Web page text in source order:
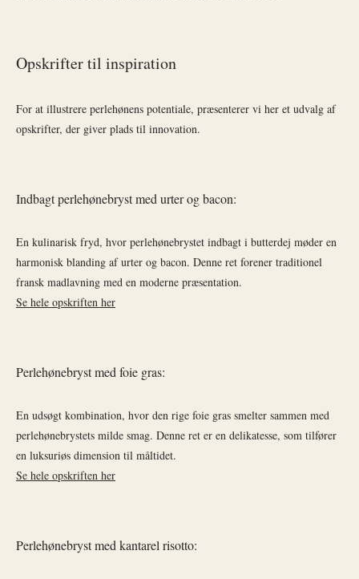
Opskrifter til inspiration
For at illustrere perlehønens potentiale, præsenterer vi her et udvalg af
opskrifter, der giver plads til innovation.
Indbagt perlehønebryst med urter og bacon:
En kulinarisk fryd, hvor perlehønebrystet indbagt i butterdej møder en
harmonisk blanding af urter og bacon. Denne ret forener traditionel
fransk madlavning med en moderne præsentation.
Se hele opskriften her
Perlehønebryst med foie gras:
En udsøgt kombination, hvor den rige foie gras smelter sammen med
perlehønebrystets milde smag. Denne ret er en delikatesse, som tilfører
en luksuriøs dimension til måltidet.
Se hele opskriften her
Perlehønebryst med kantarel risotto: